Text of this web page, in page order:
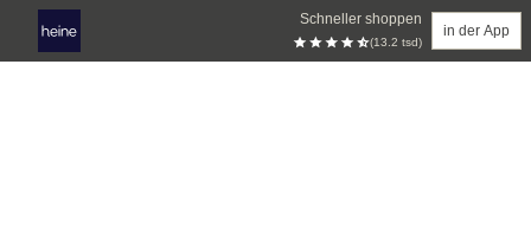
Schneller shoppen
(13.2 tsd)
in der App